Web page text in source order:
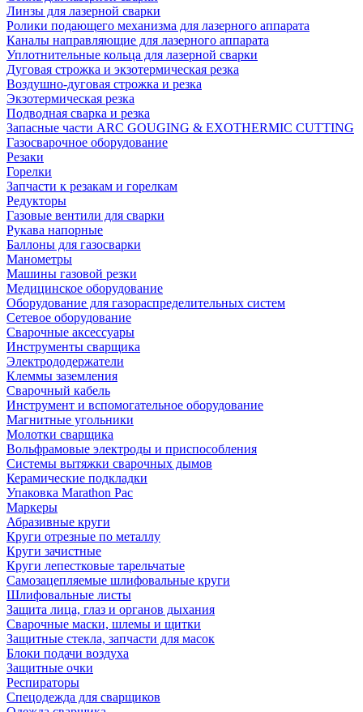
Линзы для лазерной сварки
Ролики подающего механизма для лазерного аппарата
Каналы направляющие для лазерного аппарата
Уплотнительные кольца для лазерной сварки
Дуговая строжка и экзотермическая резка
Воздушно-дуговая строжка и резка
Экзотермическая резка
Подводная сварка и резка
Запасные части ARC GOUGING & EXOTHERMIC CUTTING
Газосварочное оборудование
Резаки
Горелки
Запчасти к резакам и горелкам
Редукторы
Газовые вентили для сварки
Рукава напорные
Баллоны для газосварки
Манометры
Машины газовой резки
Медицинское оборудование
Оборудование для газораспределительных систем
Сетевое оборудование
Сварочные аксессуары
Инструменты сварщика
Электрододержатели
Клеммы заземления
Сварочный кабель
Инструмент и вспомогательное оборудование
Магнитные угольники
Молотки сварщика
Вольфрамовые электроды и приспособления
Системы вытяжки сварочных дымов
Керамические подкладки
Упаковка Marathon Pac
Маркеры
Абразивные круги
Круги отрезные по металлу
Круги зачистные
Круги лепестковые тарельчатые
Самозацепляемые шлифовальные круги
Шлифовальные листы
Защита лица, глаз и органов дыхания
Сварочные маски, шлемы и щитки
Защитные стекла, запчасти для масок
Блоки подачи воздуха
Защитные очки
Респираторы
Спецодежда для сварщиков